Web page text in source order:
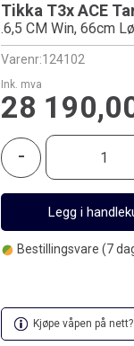
Tikka T3x ACE
.6,5 CM Win, 66cm
Varenr:124102
Ink. mva
28
-
Bestillingsvare (7
Kjøpe våpen på